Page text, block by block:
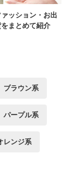
ッション・お出
まとめて紹介
ブラウン系
パープル系
レンジ系